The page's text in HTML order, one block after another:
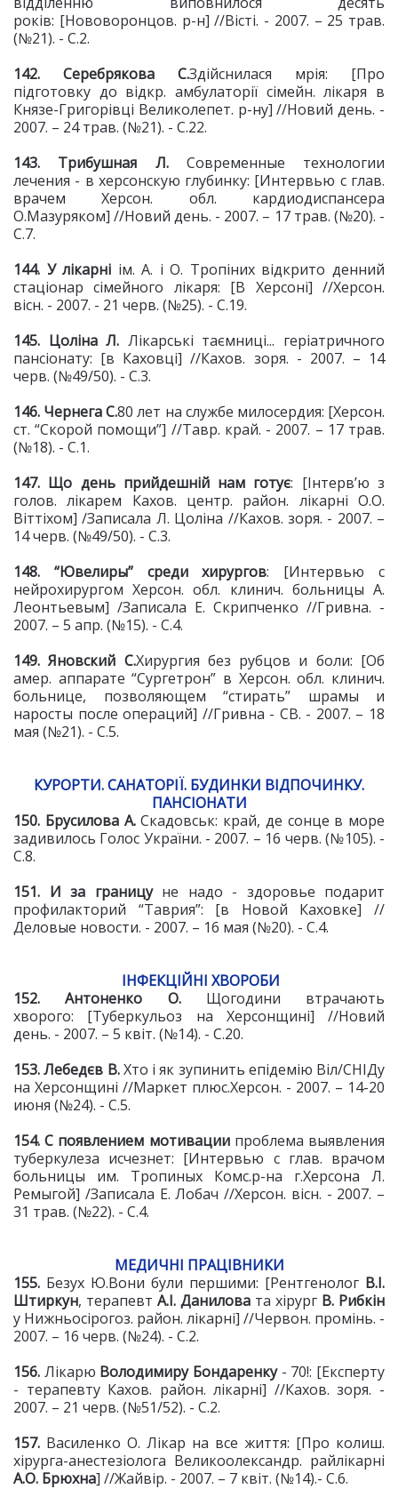
років: [Нововоронцов. р-н] //Вісті. - 2007. – 25 трав.
(№21). - С.2.
142. Серебрякова С.Здійснилася мрія: [Про
підготовку до відкр. амбулаторії сімейн. лікаря в
Князе-Григорівці Великолепет. р-ну] //Новий день. -
2007. – 24 трав. (№21). - С.22.
143. Трибушная Л. Современные технологии
лечения - в херсонскую глубинку: [Интервью с глав.
врачем Херсон. обл. кардиодиспансера
О.Мазуряком] //Новий день. - 2007. – 17 трав. (№20). -
С.7.
144. У лікарні ім. А. і О. Тропіних відкрито денний
стаціонар сімейного лікаря: [В Херсоні] //Херсон.
вісн. - 2007. - 21 черв. (№25). - С.19.
145. Цоліна Л. Лікарські таємниці... геріатричного
пансіонату: [в Каховці] //Кахов. зоря. - 2007. – 14
черв. (№49/50). - С.3.
146. Чернега С.80 лет на службе милосердия: [Херсон.
ст. “Скорой помощи”] //Тавр. край. - 2007. – 17 трав.
(№18). - С.1.
147. Що день прийдешній нам готує: [Інтерв’ю з
голов. лікарем Кахов. центр. район. лікарні О.О.
Віттіхом] /Записала Л. Цоліна //Кахов. зоря. - 2007. –
14 черв. (№49/50). - С.3.
148. “Ювелиры” среди хирургов: [Интервью с
нейрохирургом Херсон. обл. клинич. больницы А.
Леонтьевым] /Записала Е. Скрипченко //Гривна. -
2007. – 5 апр. (№15). - С.4.
149. Яновский С.Хирургия без рубцов и боли: [Об
амер. аппарате “Сургетрон” в Херсон. обл. клинич.
больнице, позволяющем “стирать” шрамы и
наросты после операций] //Гривна - СВ. - 2007. – 18
мая (№21). - С.5.
КУРОРТИ. САНАТОРІЇ. БУДИНКИ ВІДПОЧИНКУ.
ПАНСІОНАТИ
150. Брусилова А.Скадовськ: край, де сонце в море
задивилось Голос України. - 2007. – 16 черв. (№105). -
С.8.
151. И за границуне надо - здоровье подарит
профилакторий “Таврия”: [в Новой Каховке] //
Деловые новости. - 2007. – 16 мая (№20). - С.4.
ІНФЕКЦІЙНІ ХВОРОБИ
152. Антоненко О. Щогодини втрачають
хворого: [Туберкульоз на Херсонщині] //Новий
день. - 2007. – 5 квіт. (№14). - С.20.
153. Лебедєв В.Хто і як зупинить епідемію Віл/СНІДу
на Херсонщині //Маркет плюс.Херсон. - 2007. – 14-20
июня (№24). - С.5.
154. С появлением мотивациипроблема выявления
туберкулеза исчезнет: [Интервью с глав. врачом
больницы им. Тропиных Комс.р-на г.Херсона Л.
Ремыгой] /Записала Е. Лобач //Херсон. вісн. - 2007. –
31 трав. (№22). - С.4.
МЕДИЧНІ ПРАЦІВНИКИ
155. Безух Ю.Вони були першими: [Рентгенолог В.І.
Штиркун, терапевт А.І. Данилова та хірург В. Рибкін
у Нижньосірогоз. район. лікарні] //Червон. промінь. -
2007. – 16 черв. (№24). - С.2.
156. Лікарю Володимиру Бондаренку- 70!: [Експерту
- терапевту Кахов. район. лікарні] //Кахов. зоря. -
2007. – 21 черв. (№51/52). - С.2.
157. Василенко О. Лікар на все життя: [Про колиш.
хірурга-анестезіолога Великоолександр. райлікарні
А.О. Брюхна] //Жайвір. - 2007. – 7 квіт. (№14).- С.6.